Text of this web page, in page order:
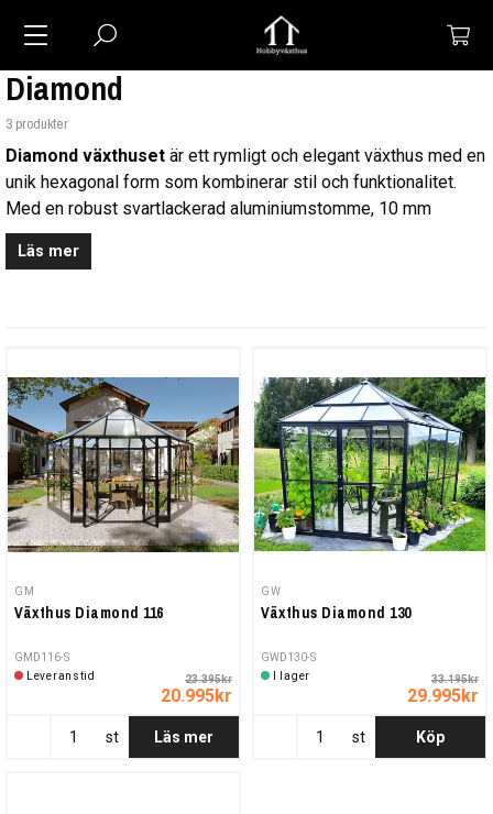
Diamond
3 produkter
Diamond växthuset är ett rymligt och elegant växthus med en
unik hexagonal form som kombinerar stil och funktionalitet.
Med en robust svartlackerad aluminiumstomme, 10 mm
kanalplast i taket och 4 mm härdat säkerhetsglas i väggarna
erbjuder det både hållbarhet och optimalt ljusinsläpp. Perfekt
Läs mer
GM
Växthus Diamond 116
GMD116-S
Leveranstid
23.395kr
20.995kr
st Läs mer
GW
Växthus Diamond 130
GWD130-S
I lager
33.195kr
29.995kr
st Köp